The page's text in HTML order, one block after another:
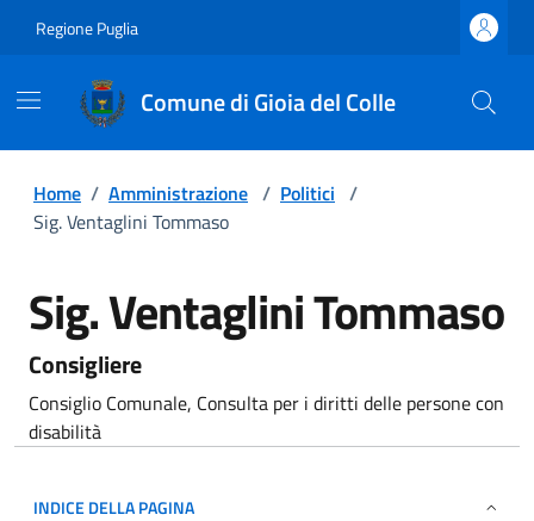
Regione Puglia
Comune di Gioia del Colle
Home / Amministrazione / Politici /
Sig. Ventaglini Tommaso
Sig. Ventaglini Tommaso
Consigliere
Consiglio Comunale, Consulta per i diritti delle persone con
disabilità
INDICE DELLA PAGINA